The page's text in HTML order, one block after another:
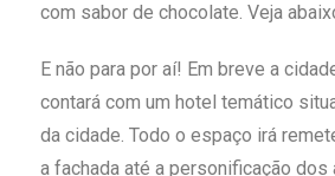
com sabor de chocolate. Veja
E não para por aí! Em breve a
contará com um hotel temático
da cidade. Todo o espaço irá
a fachada até a personificação dos